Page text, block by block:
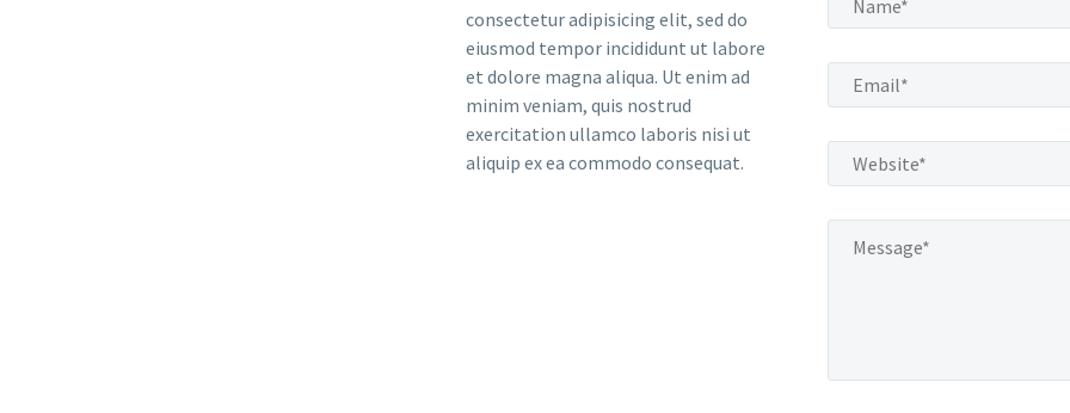
consectetur adipisicing elit, sed do
eiusmod tempor incididunt ut labore
et dolore magna aliqua. Ut enim ad
minim veniam, quis nostrud
exercitation ullamco laboris nisi ut
aliquip ex ea commodo consequat.